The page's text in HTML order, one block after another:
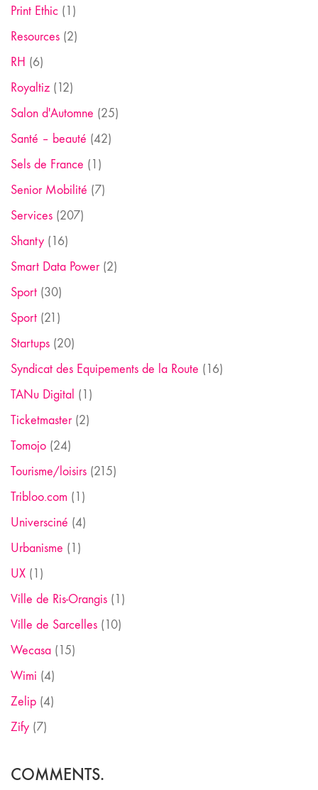
Print Ethic (1)
Resources (2)
RH (6)
Royaltiz (12)
Salon d'Automne (25)
Santé – beauté (42)
Sels de France (1)
Senior Mobilité (7)
Services (207)
Shanty (16)
Smart Data Power(2)
Sport (30)
Sport (21)
Startups (20)
Syndicat des Equipements de la Route (16)
TANu Digital (1)
Ticketmaster(2)
Tomojo (24)
Tourisme/loisirs (215)
Tribloo.com (1)
Universciné (4)
Urbanisme (1)
UX (1)
Ville de Ris-Orangis (1)
Ville de Sarcelles (10)
Wecasa (15)
Wimi (4)
Zelip (4)
Zify (7)
COMMENTS.